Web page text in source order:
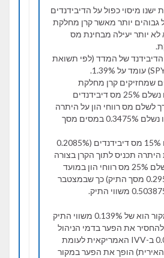
ישנו מיסוי כפול על הדיבידנדים
גבוהים יותר מאשר קרן מחלקת
יותר יעילה מבחינת מס
של המדד (לפי תשואת
שמחזיקים קרן מחלקת
אמריקאית אנחנו נשלם 25% מס דיבידנדים
לשלם מס רווחי הון על היתרה
כך שבפועל אנחנו נשלם 0.3475% במסים מסך
קרן אירית תשלם 15% מס דיבידנדים (0.2085%
היתרה תכניס לתוך הקרן בצורה
שתחייב אותנו לשלם 25% מס רווחי הון במועד
המכירה (0.295375% מסך התיק) כך שבמצטבר
הפער במיסוי במקור הוא של 0.139% משווי התיק
את הפער בדמי הניהול
בין הקרנות (0.03% ב-IVV האמריקאית לעומת
0.07% ב-CSPX האירית) הופך את הפער במקור